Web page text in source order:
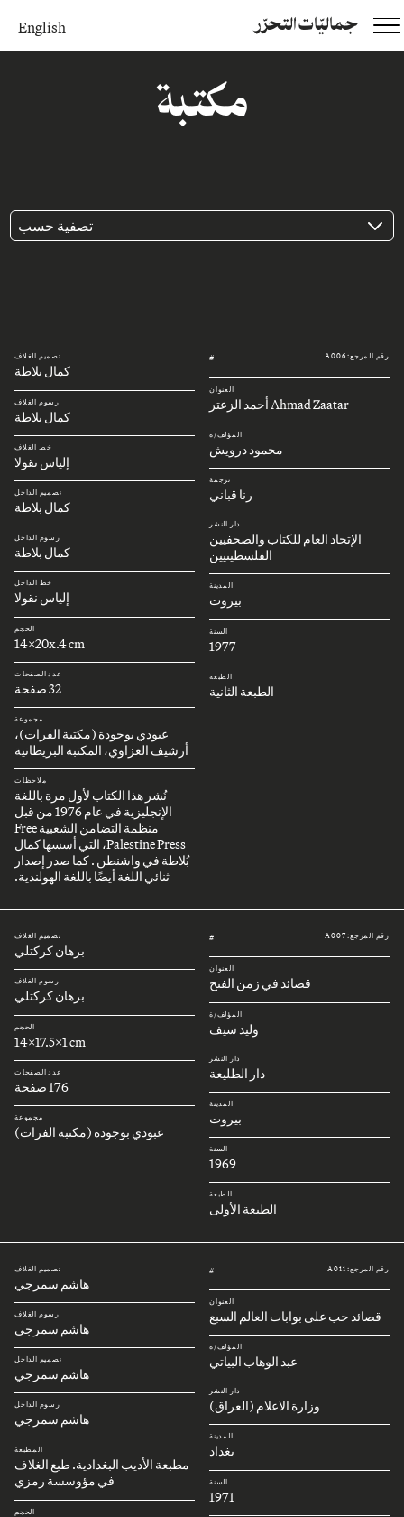
English جماليّات التحرّر
مكتبة
تصفية حسب
رقم المرجع: A006 #
العنوان
Ahmad Zaatar أحمد الزعتر
المؤلف/ة
محمود درويش
ترجمة
رنا قباني
دار النشر
الإتحاد العام للكتاب والصحفيين
الفلسطينيين
المدينة
بيروت
السنة
1977
الطبعة
الطبعة الثانية
تصميم الغلاف
كمال بلاطة
رسوم الغلاف
كمال بلاطة
خط الغلاف
إلياس نقولا
تصميم الداخل
كمال بلاطة
رسوم الداخل
كمال بلاطة
خط الداخل
إلياس نقولا
الحجم
14x20x.4 cm
عدد الصفحات
32 صفحة
مجموعة
عبودي بوجودة (مكتبة الفرات)،
أرشيف العزاوي، المكتبة البريطانية
ملاحظات
نُشر هذا الكتاب لأول مرة باللغة
الإنجليزية في عام 1976 من قبل
منظمة التضامن الشعبية Free
Palestine Press، التي أسسها كمال
بُلاطة في واشنطن . كما صدر إصدار
ثنائي اللغة أيضًا باللغة الهولندية.
رقم المرجع: A007 #
العنوان
قصائد في زمن الفتح
المؤلف/ة
وليد سيف
دار النشر
دار الطليعة
المدينة
بيروت
السنة
1969
الطبعة
الطبعة الأولى
تصميم الغلاف
برهان كركتلي
رسوم الغلاف
برهان كركتلي
الحجم
14x17.5x1 cm
عدد الصفحات
176 صفحة
مجموعة
عبودي بوجودة (مكتبة الفرات)
رقم المرجع: A011 #
العنوان
قصائد حب على بوابات العالم السبع
المؤلف/ة
عبد الوهاب البياتي
دار النشر
وزارة الاعلام (العراق)
المدينة
بغداد
السنة
1971
تصميم الغلاف
هاشم سمرجي
رسوم الغلاف
هاشم سمرجي
تصميم الداخل
هاشم سمرجي
رسوم الداخل
هاشم سمرجي
المطبعة
مطبعة الأديب البغدادية. طبع الغلاف
في مؤوسسة رمزي
الحجم